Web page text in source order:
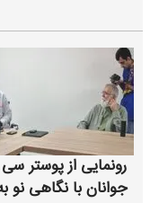
رونمایی از پوستر
جوانان با نگاهی